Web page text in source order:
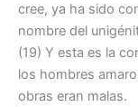
cree, ya ha sido
nombre del
(19) Y esta es la
los hombres
obras eran malas.